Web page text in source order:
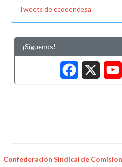
Tweets de ccooendesa
¡Síguenos!
X
Confederación Sindical de